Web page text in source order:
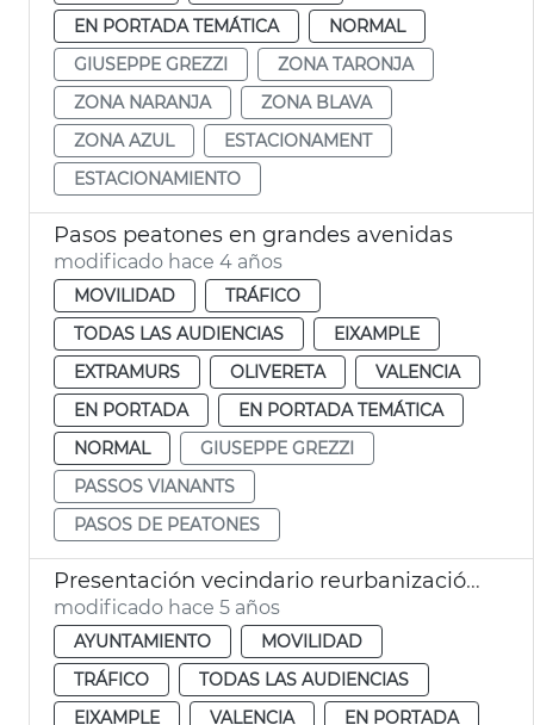
EN PORTADA TEMÁTICA
NORMAL
GIUSEPPE GREZZI
ZONA TARONJA
ZONA NARANJA
ZONA BLAVA
ZONA AZUL
ESTACIONAMENT
ESTACIONAMIENTO
Pasos peatones en grandes avenidas
modificado hace 4 años
MOVILIDAD
TRÁFICO
TODAS LAS AUDIENCIAS
EIXAMPLE
EXTRAMURS
OLIVERETA
VALENCIA
EN PORTADA
EN PORTADA TEMÁTICA
NORMAL
GIUSEPPE GREZZI
PASSOS VIANANTS
PASOS DE PEATONES
Presentación vecindario reurbanización plaza Russafa
modificado hace 5 años
AYUNTAMIENTO
MOVILIDAD
TRÁFICO
TODAS LAS AUDIENCIAS
EIXAMPLE
VALENCIA
EN PORTADA